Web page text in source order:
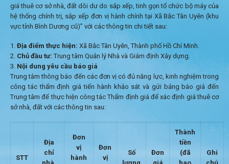
giá thuê cơ sở nhà, đất dôi dư do sắp xếp, tinh gọn tổ chức bộ máy của
hệ thống chính trị, sắp xếp đơn vị hành chính tại Xã Bắc Tân Uyên (khu
vực tỉnh Bình Dương cũ)” với các thông tin chi tiết sau:
Địa điểm thực hiện: Xã Bắc Tân Uyên, Thành phố Hồ Chí Minh.
Chủ đầu tư: Trung tâm Quản lý Nhà và Giám định Xây dựng.
Nội dung yêu cầu báo giá
Trung tâm thông báo đến các đơn vị có đủ năng lực, kinh nghiệm trong
công tác thẩm định giá tiến hành khảo sát và gửi bảng báo giá đến
Trung tâm để thực hiện công tác Thẩm định giá để xác định giá thuê cơ
sở nhà, đất với các thông tin sau:
STT
Địa
chỉ
Đơn
vị
hành
Đơn
vị
Số
Đơn
Thành
tiền
(đã
Ghi